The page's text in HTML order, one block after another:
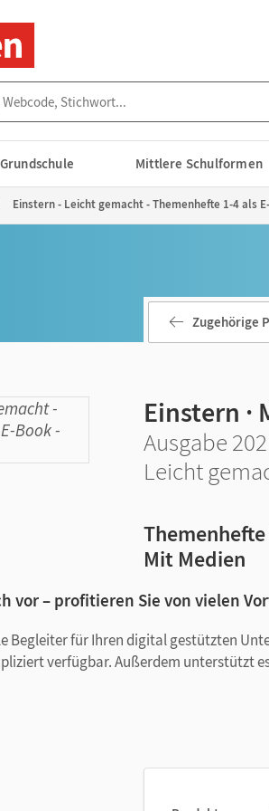
Grundschule Mittlere Schulformen
Einstern - Leicht gemacht - Themenhefte 1-4 als
Zugehörige
Einstern ·
Ausgabe
Leicht
Mit Medien
vor – profitieren Sie von vielen
Begleiter für Ihren digital gestützten
verfügbar. Außerdem unterstützt